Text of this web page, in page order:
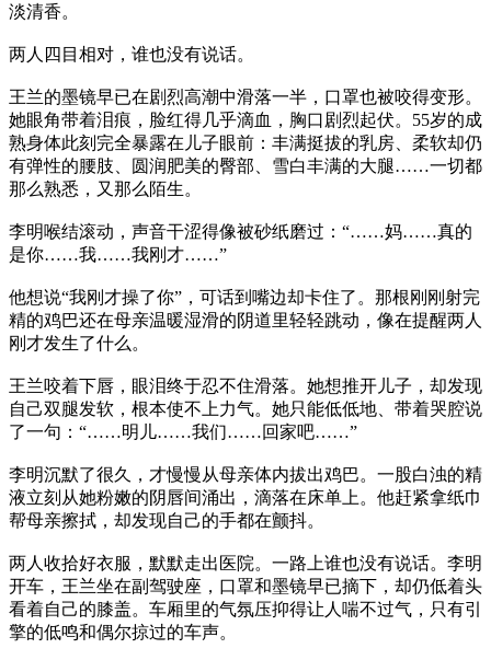
淡清香。
两人四目相对，谁也没有说话。
王兰的墨镜早已在剧烈高潮中滑落一半，口罩也被咬得变形。
她眼角带着泪痕，脸红得几乎滴血，胸口剧烈起伏。55岁的成
熟身体此刻完全暴露在儿子眼前：丰满挺拔的乳房、柔软却仍
有弹性的腰肢、圆润肥美的臀部、雪白丰满的大腿……一切都
那么熟悉，又那么陌生。
李明喉结滚动，声音干涩得像被砂纸磨过：“……妈……真的
是你……我……我刚才……”
他想说“我刚才操了你”，可话到嘴边却卡住了。那根刚刚射完
精的鸡巴还在母亲温暖湿滑的阴道里轻轻跳动，像在提醒两人
刚才发生了什么。
王兰咬着下唇，眼泪终于忍不住滑落。她想推开儿子，却发现
自己双腿发软，根本使不上力气。她只能低低地、带着哭腔说
了一句：“……明儿……我们……回家吧……”
李明沉默了很久，才慢慢从母亲体内拔出鸡巴。一股白浊的精
液立刻从她粉嫩的阴唇间涌出，滴落在床单上。他赶紧拿纸巾
帮母亲擦拭，却发现自己的手都在颤抖。
两人收拾好衣服，默默走出医院。一路上谁也没有说话。李明
开车，王兰坐在副驾驶座，口罩和墨镜早已摘下，却仍低着头
看着自己的膝盖。车厢里的气氛压抑得让人喘不过气，只有引
擎的低鸣和偶尔掠过的车声。